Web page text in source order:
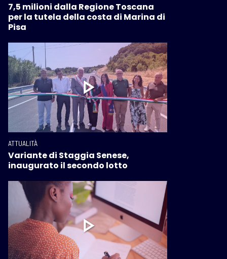
7,5 milioni dalla Regione Toscana
per la tutela della costa di Marina di
Pisa
ATTUALITÀ
Variante di Staggia Senese,
inaugurato il secondo lotto